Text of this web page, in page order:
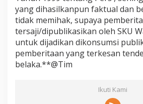
yang dihasilkanpun faktual dan
tidak memihak, supaya
tersaji/dipublikasikan oleh SKU
untuk dijadikan dikonsumsi
pemberitaan yang terkesan
belaka.**@Tim
Ikuti Kami